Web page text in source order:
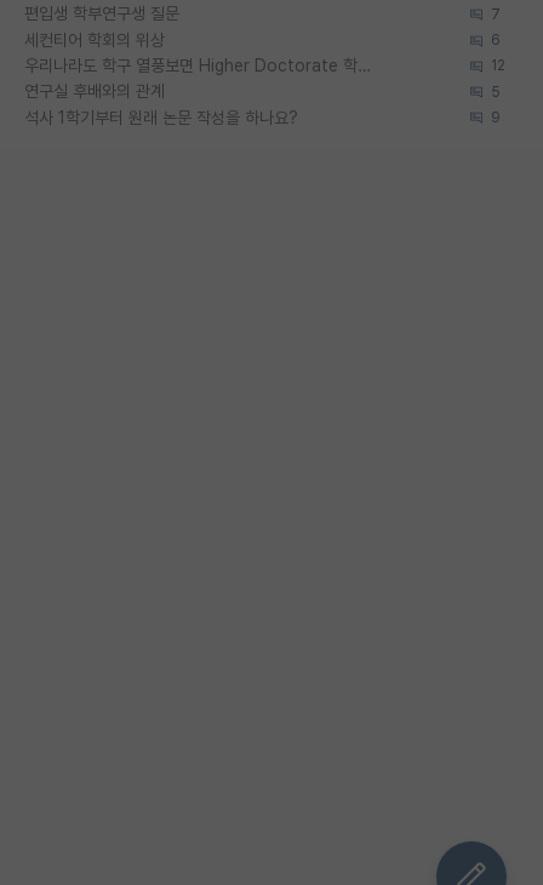
편입생 학부연구생 질문 7
세컨티어 학회의 위상 6
우리나라도 학구 열풍보면 Higher Doctorate 학위가 필요하다고 봅니다. 12
연구실 후배와의 관계 5
석사 1학기부터 원래 논문 작성을 하나요? 9